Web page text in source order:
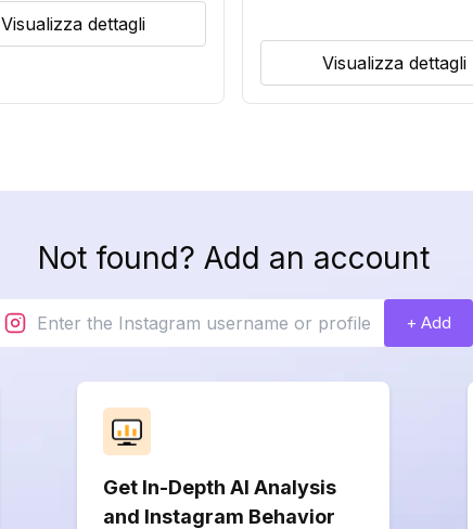
Visualizza dettagli
Visualizza dettagli
Not found? Add an account
+ Add
Get In-Depth AI Analysis
and Instagram Behavior